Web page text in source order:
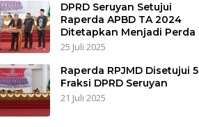
DPRD Seruyan Setujui
Raperda APBD TA 2024
Ditetapkan Menjadi Perda
25 Juli 2025
Raperda RPJMD Disetujui 5
Fraksi DPRD Seruyan
21 Juli 2025